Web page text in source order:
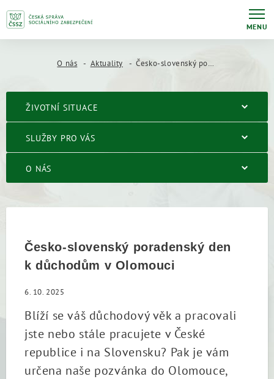
MENU
O nás Aktuality Česko-slovenský poradenský den k důchodům v Olomouci
ŽIVOTNÍ SITUACE
SLUŽBY PRO VÁS
O NÁS
Česko-slovenský poradenský den
k důchodům v Olomouci
6. 10. 2025
Blíží se váš důchodový věk a pracovali
jste nebo stále pracujete v České
republice i na Slovensku? Pak je vám
určena naše pozvánka do Olomouce,